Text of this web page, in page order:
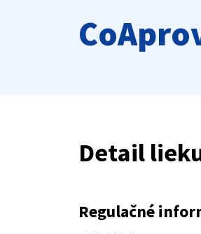
Detail
Regulačné